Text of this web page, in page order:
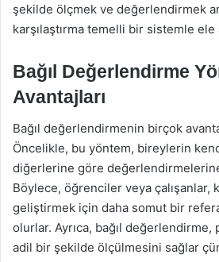
şekilde ölçmek ve değerlendirmek
karşılaştırma temelli bir sistemle ele
Bağıl Değerlendirme
Avantajları
Bağıl değerlendirmenin birçok
Öncelikle, bu yöntem, bireylerin
diğerlerine göre
Böylece, öğrenciler veya çalışanlar,
geliştirmek için daha somut bir
olurlar. Ayrıca, bağıl değerlendirme,
adil bir şekilde ölçülmesini sağlar